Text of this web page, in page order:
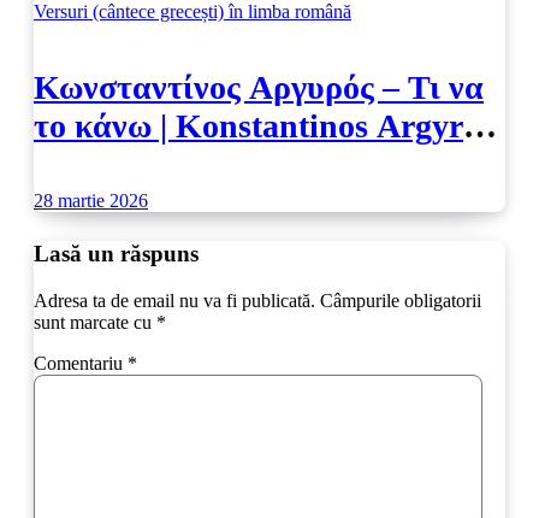
Versuri (cântece grecești) în limba română
Κωνσταντίνος Αργυρός – Τι να
το κάνω | Konstantinos Argyros
28 martie 2026
Lasă un răspuns
Adresa ta de email nu va fi publicată. Câmpurile obligatorii
sunt marcate cu *
Comentariu *